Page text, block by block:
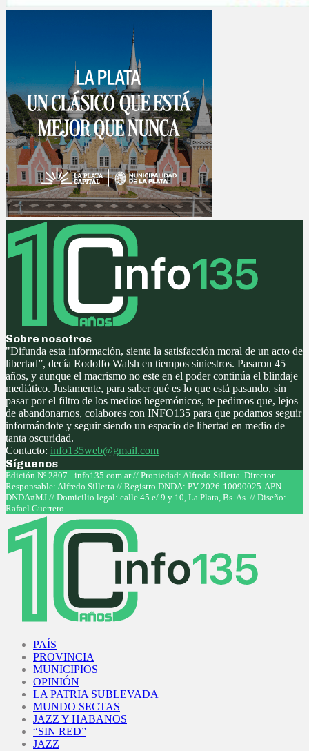
Sobre nosotros
"Difunda esta información, sienta la satisfacción moral de un acto de
libertad”, decía Rodolfo Walsh en tiempos siniestros. Pasaron 45
años, y aunque el macrismo no este en el poder continúa el blindaje
mediático. Justamente, para saber qué es lo que está pasando, sin
pasar por el filtro de los medios hegemónicos, te pedimos que, lejos
de abandonarnos, colabores con INFO135 para que podamos seguir
informándote y seguir siendo un espacio de libertad en medio de
tanta oscuridad.
Contacto: info135web@gmail.com
Síguenos
Facebook
Twitter
Instagram
Youtube
Edición Nº 2807 - info135.com.ar // Propiedad: Alfredo Silletta. Director
Responsable: Alfredo Silletta // Registro DNDA: PV-2026-10090025-APN-
DNDA#MJ // Domicilio legal: calle 45 e/ 9 y 10, La Plata, Bs. As. // Diseño:
Rafael Guerrero
PAÍS
PROVINCIA
MUNICIPIOS
OPINIÓN
LA PATRIA SUBLEVADA
MUNDO SECTAS
JAZZ Y HABANOS
“SIN RED”
JAZZ